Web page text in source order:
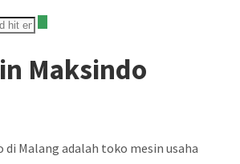
Maksindo
di Malang adalah toko mesin usaha